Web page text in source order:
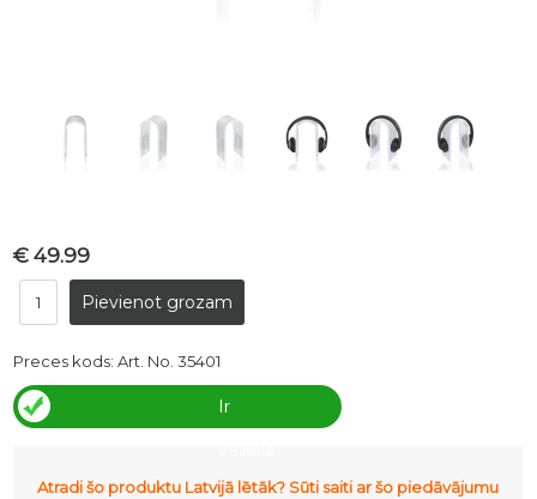
€ 49.99
Preces kods:Art. No. 35401
Ir
Atradi šo produktu Latvijā lētāk? Sūti saiti ar šo piedāvājumu